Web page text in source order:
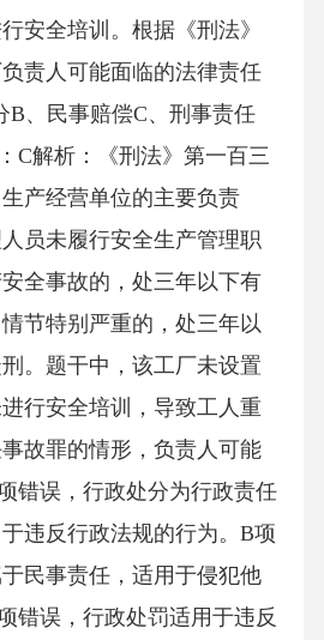
安全培训。根据《刑法》
责人可能面临的法律责任
B、民事赔偿C、刑事责任
C解析：《刑法》第一百三
产经营单位的主要负责
员未履行安全生产管理职
全事故的，处三年以下有
节特别严重的，处三年以
。题干中，该工厂未设置
行安全培训，导致工人重
故罪的情形，负责人可能
错误，行政处分为行政责任
违反行政法规的行为。B项
民事责任，适用于侵犯他
错误，行政处罚适用于违反